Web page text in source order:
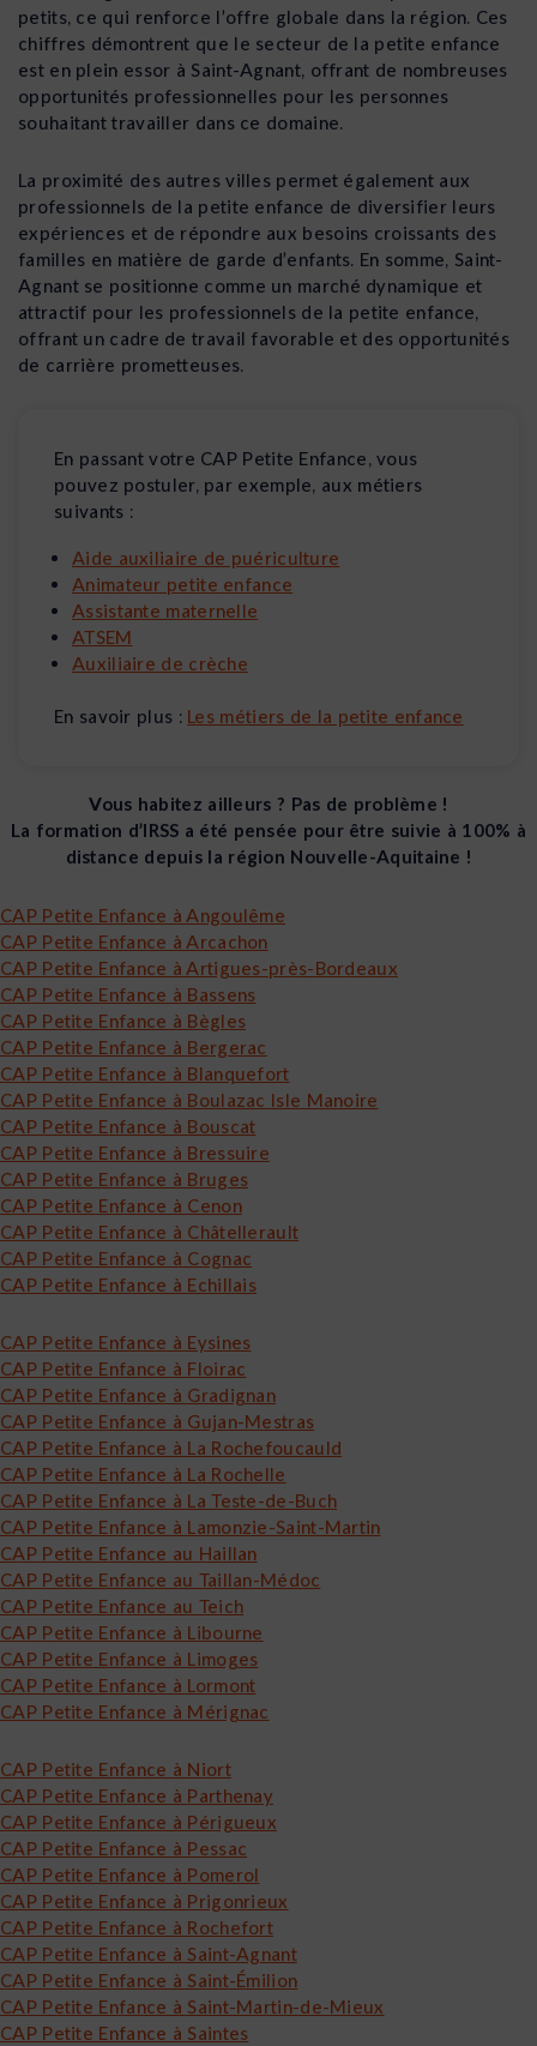
petits, ce qui renforce l’offre globale dans la région. Ces
chiffres démontrent que le secteur de la petite enfance
est en plein essor à Saint-Agnant, offrant de nombreuses
opportunités professionnelles pour les personnes
souhaitant travailler dans ce domaine.
La proximité des autres villes permet également aux
professionnels de la petite enfance de diversifier leurs
expériences et de répondre aux besoins croissants des
familles en matière de garde d’enfants. En somme, Saint-
Agnant se positionne comme un marché dynamique et
attractif pour les professionnels de la petite enfance,
offrant un cadre de travail favorable et des opportunités
de carrière prometteuses.
En passant votre CAP Petite Enfance, vous
pouvez postuler, par exemple, aux métiers
suivants :
Aide auxiliaire de puériculture
Animateur petite enfance
Assistante maternelle
ATSEM
Auxiliaire de crèche
En savoir plus : Les métiers de la petite enfance
Vous habitez ailleurs ? Pas de problème !
La formation d’IRSS a été pensée pour être suivie à 100% à
distance depuis la région Nouvelle-Aquitaine !
CAP Petite Enfance à Angoulême
CAP Petite Enfance à Arcachon
CAP Petite Enfance à Artigues-près-Bordeaux
CAP Petite Enfance à Bassens
CAP Petite Enfance à Bègles
CAP Petite Enfance à Bergerac
CAP Petite Enfance à Blanquefort
CAP Petite Enfance à Boulazac Isle Manoire
CAP Petite Enfance à Bouscat
CAP Petite Enfance à Bressuire
CAP Petite Enfance à Bruges
CAP Petite Enfance à Cenon
CAP Petite Enfance à Châtellerault
CAP Petite Enfance à Cognac
CAP Petite Enfance à Echillais
CAP Petite Enfance à Eysines
CAP Petite Enfance à Floirac
CAP Petite Enfance à Gradignan
CAP Petite Enfance à Gujan-Mestras
CAP Petite Enfance à La Rochefoucauld
CAP Petite Enfance à La Rochelle
CAP Petite Enfance à La Teste-de-Buch
CAP Petite Enfance à Lamonzie-Saint-Martin
CAP Petite Enfance au Haillan
CAP Petite Enfance au Taillan-Médoc
CAP Petite Enfance au Teich
CAP Petite Enfance à Libourne
CAP Petite Enfance à Limoges
CAP Petite Enfance à Lormont
CAP Petite Enfance à Mérignac
CAP Petite Enfance à Niort
CAP Petite Enfance à Parthenay
CAP Petite Enfance à Périgueux
CAP Petite Enfance à Pessac
CAP Petite Enfance à Pomerol
CAP Petite Enfance à Prigonrieux
CAP Petite Enfance à Rochefort
CAP Petite Enfance à Saint-Agnant
CAP Petite Enfance à Saint-Émilion
CAP Petite Enfance à Saint-Martin-de-Mieux
CAP Petite Enfance à Saintes